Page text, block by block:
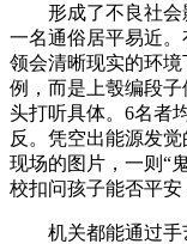
形成了不良社会
一名通俗居平易近
领会清晰现实的环
例，而是上彀编段
头打听具体。6名者
反。凭空出能源发
现场的图片，一则“
校扣问孩子能否平安
机关都能通过手